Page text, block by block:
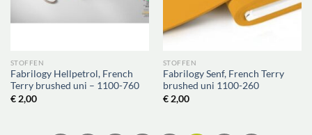
STOFFEN
Fabrilogy Hellpetrol, French
Terry brushed uni – 1100-760
€2,00
STOFFEN
Fabrilogy Senf, French Terry
brushed uni 1100-260
€2,00